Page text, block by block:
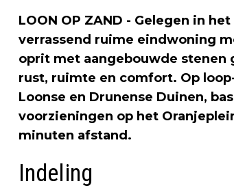
LOON OP ZAND - Gelegen in
verrassend ruime eindwoning
oprit met aangebouwde stenen
rust, ruimte en comfort. Op
Loonse en Drunense Duinen,
voorzieningen op het
minuten afstand.
Indeling